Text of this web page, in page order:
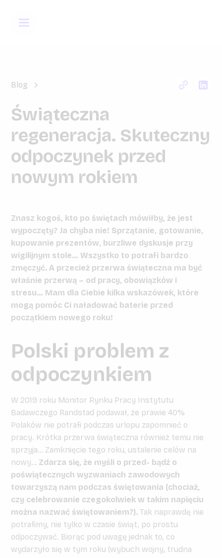
Blog
Świąteczna
regeneracja. Skuteczny
odpoczynek przed
nowym rokiem
Znasz kogoś, kto po świętach mówiłby, że jest
wypoczęty? Ja chyba nie! Sprzątanie, gotowanie,
kupowanie prezentów, burzliwe dyskusje przy
wigilijnym stole… Wszystko to potrafi bardzo
zmęczyć. A przecież przerwa świąteczna ma być
właśnie przerwą – od pracy, obowiązków i
stresu… Mam dla Ciebie kilka wskazówek, które
mogą pomóc Ci naładować baterie przed
początkiem nowego roku!
Polski problem z
odpoczynkiem
W 2019 roku Monitor Rynku Pracy Instytutu
Badawczego Randstad podawał, że prawie 40%
Polaków nie potrafi podczas urlopu zapomnieć o
pracy. Krótka przerwa świąteczna również temu nie
sprzyja… Zamknięcie tego roku, ustalenie celów na
nowy… Zdarza się, że myśli o przed- bądź o
poświątecznych wyzwaniach zawodowych
towarzyszą nam podczas świętowania (chociaż,
czy celebrowanie czegokolwiek w takim napięciu
można nazwać świętowaniem?). Tak naprawdę nie
potrafimy, nie tylko w czasie świąt, po prostu
odpoczywać. Biorąc pod uwagę jednak to, co
wydarzyło się w tym roku (wybuch wojny, trudna